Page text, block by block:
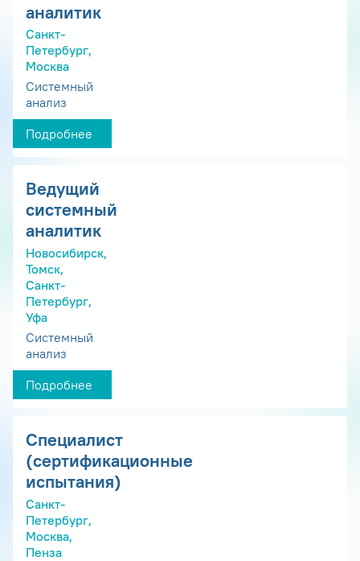
аналитик
Санкт-
Петербург,
Москва
Системный
анализ
Подробнее
Ведущий
системный
аналитик
Новосибирск,
Томск,
Санкт-
Петербург,
Уфа
Системный
анализ
Подробнее
Специалист
(сертификационные
испытания)
Санкт-
Петербург,
Москва,
Пенза